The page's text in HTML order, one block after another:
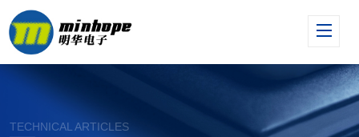
TECHNICAL ARTICLES